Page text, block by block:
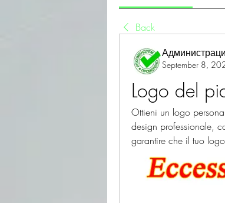
Back
September 8,
Logo del
Ottieni un logo
design professionale,
garantire che il tuo